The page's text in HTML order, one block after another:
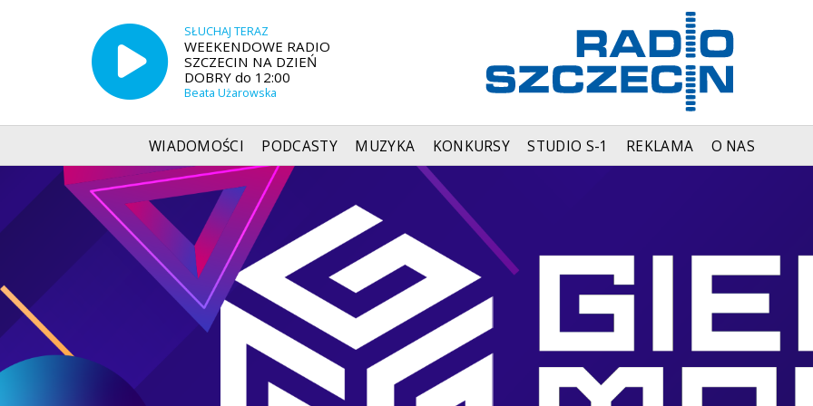
SŁUCHAJ TERAZ
WEEKENDOWE RADIO
SZCZECIN NA DZIEŃ
DOBRY do 12:00
Beata Użarowska
WIADOMOŚCI PODCASTY MUZYKA KONKURSY STUDIO S-1 REKLAMA O NAS